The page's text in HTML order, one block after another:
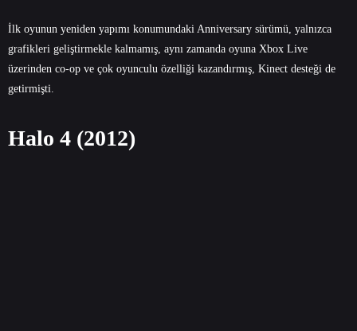
İlk oyunun yeniden yapımı konumundaki Anniversary sürümü, yalnızca
grafikleri geliştirmekle kalmamış, aynı zamanda oyuna Xbox Live
üzerinden co-op ve çok oyunculu özelliği kazandırmış, Kinect desteği de
getirmişti.
Halo 4 (2012)